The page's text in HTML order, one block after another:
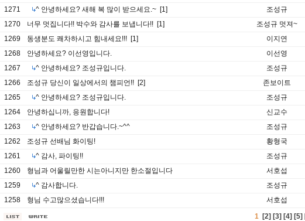
1271
^ 안녕하세요? 새해 복 많이 받으세요.~ [1] 조성규
1270
너무 멋집니다!! 박수와 감사를 보냅니다!! [1] 조성규 멋져~
1269
동생분도 쾌차하시고 힘내세요!!! [1] 이지연
1268
안녕하세요? 이선영입니다. 이선영
1267
^ 안녕하세요? 조성규입니다. 조성규
1266
조성규 당신이 일상에서의 챔피언!! [2] 존보이트
1265
^ 안녕하세요? 조성규입니다. 조성규
1264
안녕하십니까, 응원합니다! 신교수
1263
^ 안녕하세요? 반갑습니다.~^^ 조성규
1262
조성규 선배님 화이팅! 황형국
1261
^ 감사, 파이팅!! 조성규
1260
형님과 어울릴만한 시는아니지만 한소절입니다 서호섭
1259
^ 감사합니다. 조성규
1258
형님 수고많으셨습니다!!! 서호섭
1 [2] [3] [4] [5]